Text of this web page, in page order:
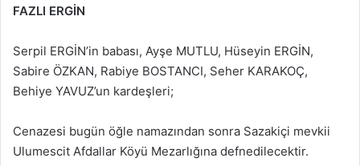
FAZLI ERGİN
Serpil ERGİN’in babası, Ayşe MUTLU, Hüseyin ERGİN,
Sabire ÖZKAN, Rabiye BOSTANCI, Seher KARAKOÇ,
Behiye YAVUZ’un kardeşleri;
Cenazesi bugün öğle namazından sonra Sazakiçi mevkii
Ulumescit Afdallar Köyü Mezarlığına defnedilecektir.